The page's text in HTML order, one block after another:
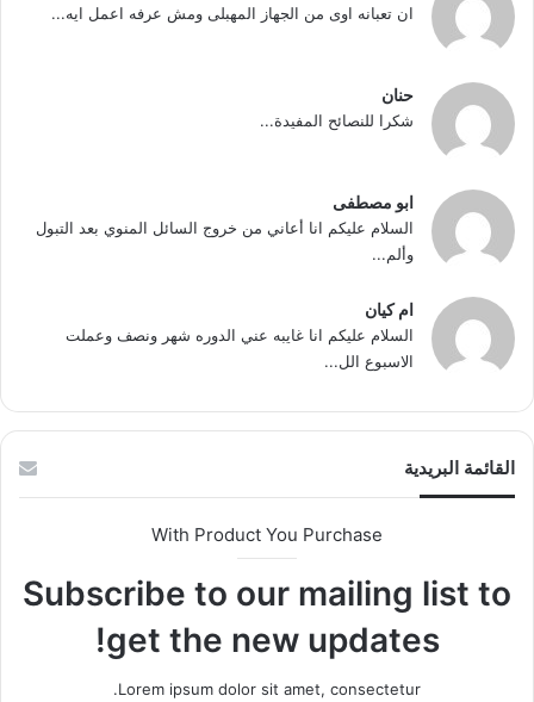
ان تعبانه اوى من الجهاز المهبلى ومش عرفه اعمل ايه...
حنان
شكرا للنصائح المفيدة...
ابو مصطفى
السلام عليكم انا أعاني من خروج السائل المنوي بعد التبول
وألم...
ام كيان
السلام عليكم انا غايبه عني الدوره شهر ونصف وعملت
الاسبوع الل...
القائمة البريدية
With Product You Purchase
Subscribe to our mailing list to
get the new updates!
Lorem ipsum dolor sit amet, consectetur.